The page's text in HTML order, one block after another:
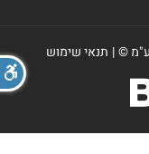
©
| תנאי שימוש